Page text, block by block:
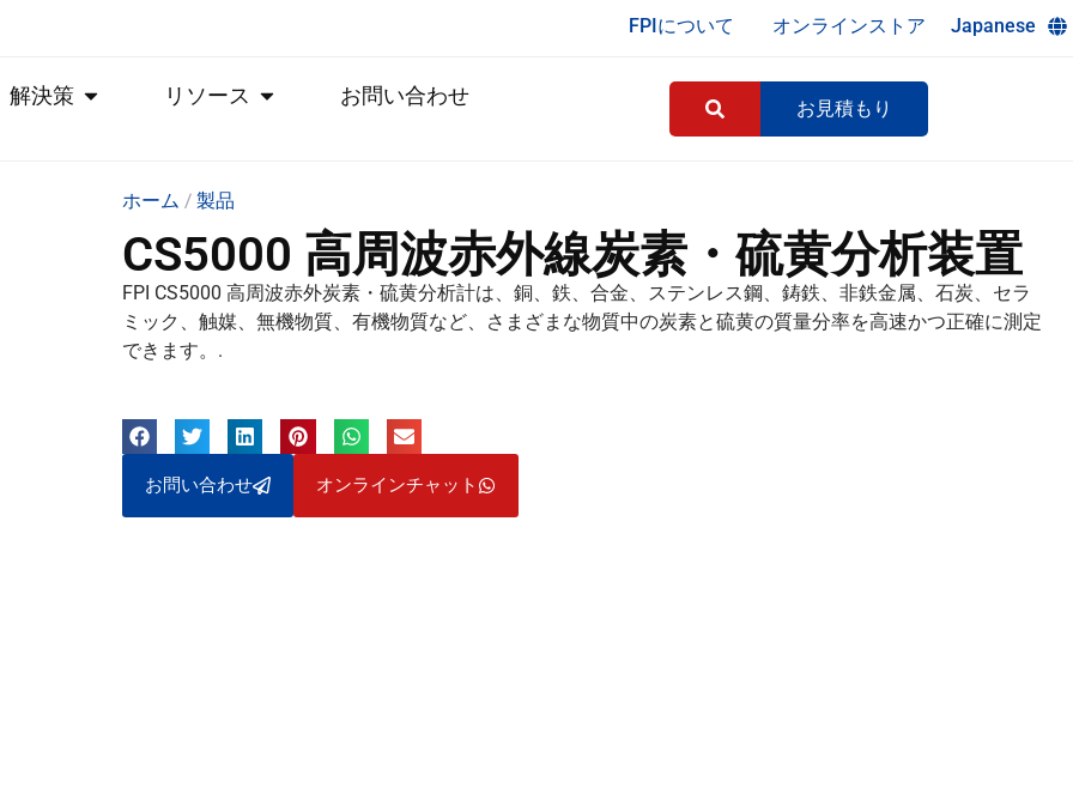
FPIについて オンラインストア Japanese
解決策 リソース お問い合わせ お見積もり
ホーム /製品
CS5000 高周波赤外線炭素・硫黄分析装置
FPI CS5000 高周波赤外炭素・硫黄分析計は、銅、鉄、合金、ステンレス鋼、鋳鉄、非鉄金属、石炭、セラ
ミック、触媒、無機物質、有機物質など、さまざまな物質中の炭素と硫黄の質量分率を高速かつ正確に測定
できます。.
お問い合わせ オンラインチャット